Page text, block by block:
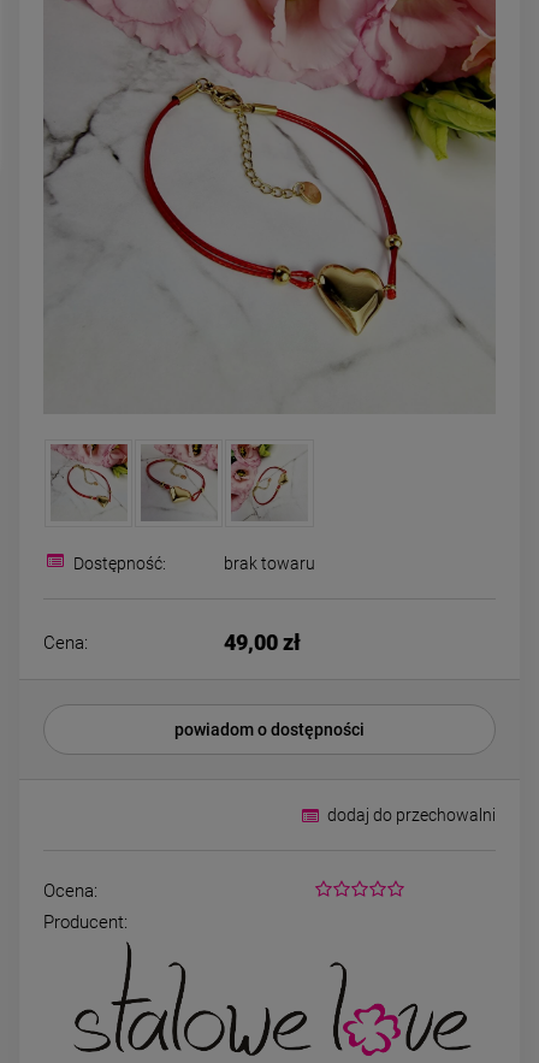
DO KOSZYKA DO KOSZYKA
Bransoletka srebrna STAL
CHIRURGICZNA
Dostępność: brak towaru
Cena: 49,00 zł
powiadom o dostępności
dodaj do przechowalni
Ocena:
Producent: